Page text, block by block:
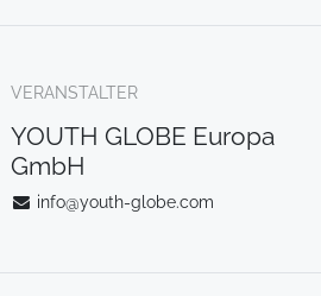
VERANSTALTER
YOUTH GLOBE Europa
GmbH
info@youth-globe.com